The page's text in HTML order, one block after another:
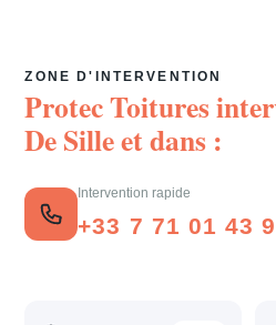
ZONE D'INTERVENTION
Protec Toitures
De Silleet dans :
Intervention rapide
+33 7 71 01 43